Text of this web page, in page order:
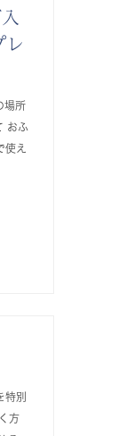
レ
場所
おふ
え
別
方